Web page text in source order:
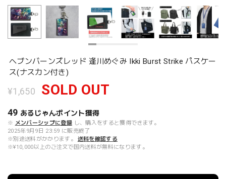
ヘブンバーンズレッド 逢川めぐみ Ikki Burst Strike パスケー
ス(ナスカン付き)
¥1,650 SOLD OUT
49 あるじゃんポイント獲得
※ メンバーシップに登録 し、購入をすると獲得できます。
2025年9月9日 23:59 に販売終了
※別途送料がかかります。
送料を確認する
※¥10,000以上のご注文で国内送料が無料になります。